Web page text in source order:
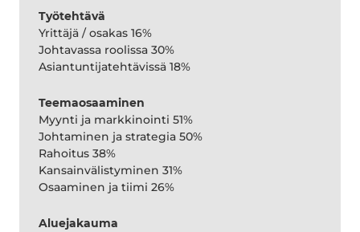
Työtehtävä
Yrittäjä / osakas 16%
Johtavassa roolissa 30%
Asiantuntijatehtävissä 18%
Teemaosaaminen
Myynti ja markkinointi 51%
Johtaminen ja strategia 50%
Rahoitus 38%
Kansainvälistyminen 31%
Osaaminen ja tiimi 26%
Aluejakauma